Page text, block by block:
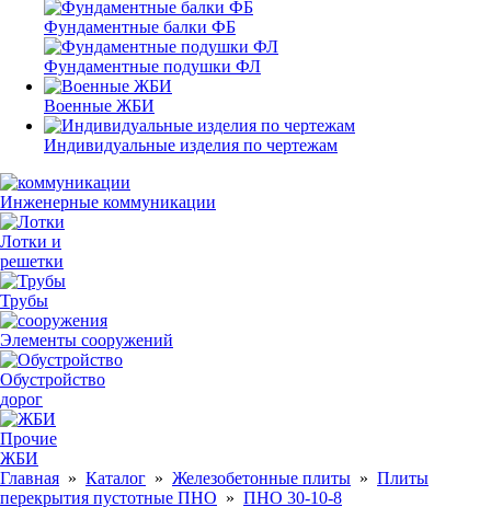
Фундаментные балки ФБ
Фундаментные подушки ФЛ
Военные ЖБИ
Индивидуальные изделия по чертежам
Инженерные коммуникации
Лотки и
решетки
Трубы
Элементы сооружений
Обустройство
дорог
Прочие
ЖБИ
Главная » Каталог » Железобетонные плиты » Плиты
перекрытия пустотные ПНО » ПНО 30-10-8